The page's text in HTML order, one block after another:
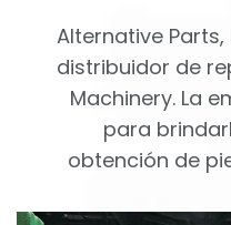
Alternative
distribuidor de
Machinery. La
para
obtención de